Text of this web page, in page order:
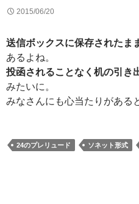
2015/06/20
送信ボックスに保存されたま
あるよね。
投函されることなく机の引き
みたいに。
みなさんにも心当たりがある
24のプレリュード ソネット形式